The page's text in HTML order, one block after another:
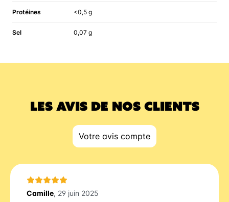
Protéines <0,5 g
Sel 0,07 g
LES AVIS DE NOS CLIENTS
Votre avis compte
Camille, 29 juin 2025